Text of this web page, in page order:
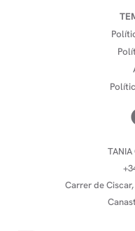
TANIA
Carrer de